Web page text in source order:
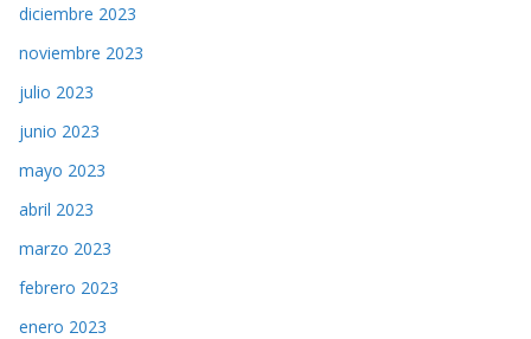
diciembre 2023
noviembre 2023
julio 2023
junio 2023
mayo 2023
abril 2023
marzo 2023
febrero 2023
enero 2023